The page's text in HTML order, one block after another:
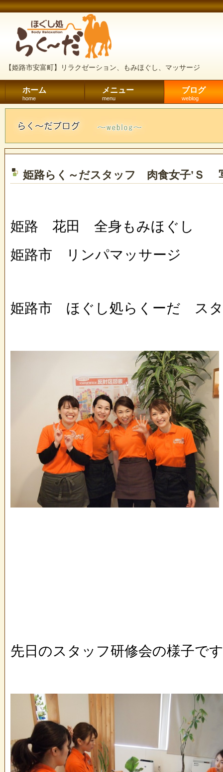
【姫路市安富町】リラクゼーション、もみほぐし、マッサージ
ホーム
home
メニュー
menu
ブログ
weblog
姫路らく～だスタッフ 肉食女子’Ｓ
姫路 花田 全身もみほぐし
姫路市 リンパマッサージ
姫路市 ほぐし処らくーだ ス
先日のスタッフ研修会の様子で